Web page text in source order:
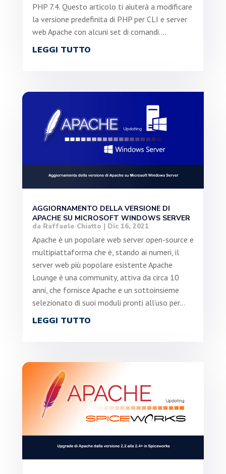
PHP 7.4. Questo articolo ti aiuterà a modificare
la versione predefinita di PHP per CLI e server
web Apache con alcuni set di comandi....
LEGGI TUTTO
AGGIORNAMENTO DELLA VERSIONE DI
APACHE SU MICROSOFT WINDOWS SERVER
da Raffaele Chiatto | Dic 16, 2021
Apache è un popolare web server open-source e
multipiattaforma che è, stando ai numeri, il
server web più popolare esistente Apache
Lounge è una community, attiva da circa 10
anni, che fornisce Apache e un sottoinsieme
selezionato di suoi moduli pronti all’uso per...
LEGGI TUTTO